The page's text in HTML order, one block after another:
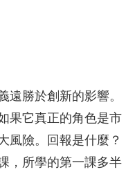
遠勝於創新的影響。
果它真正的角色是市
風險。回報是什麼？
，所學的第一課多半